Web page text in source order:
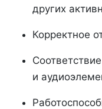
других
Корректное
и